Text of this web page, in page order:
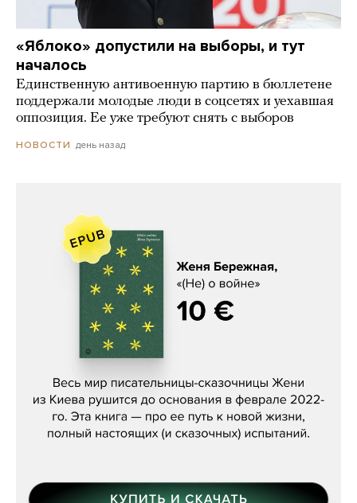
«Яблоко» допустили на выборы, и тут
началось
Единственную антивоенную партию в бюллетене
поддержали молодые люди в соцсетях и уехавшая
оппозиция. Ее уже требуют снять с выборов
НОВОСТИ день назад
Женя Бережная, «(Не) о войне»